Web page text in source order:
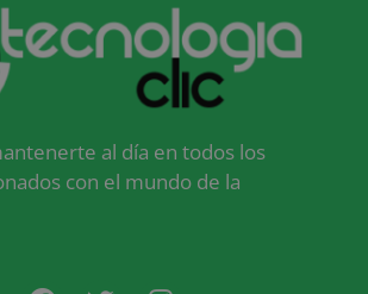
al día en todos los
con el mundo de la